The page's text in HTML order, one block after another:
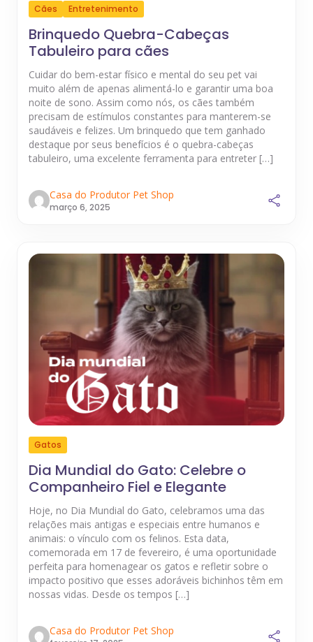
Cães Entretenimento
Brinquedo Quebra-Cabeças
Tabuleiro para cães
Cuidar do bem-estar físico e mental do seu pet vai
muito além de apenas alimentá-lo e garantir uma boa
noite de sono. Assim como nós, os cães também
precisam de estímulos constantes para manterem-se
saudáveis e felizes. Um brinquedo que tem ganhado
destaque por seus benefícios é o quebra-cabeças
tabuleiro, uma excelente ferramenta para entreter […]
Casa do Produtor Pet Shop
março 6, 2025
Gatos
Dia Mundial do Gato: Celebre o
Companheiro Fiel e Elegante
Hoje, no Dia Mundial do Gato, celebramos uma das
relações mais antigas e especiais entre humanos e
animais: o vínculo com os felinos. Esta data,
comemorada em 17 de fevereiro, é uma oportunidade
perfeita para homenagear os gatos e refletir sobre o
impacto positivo que esses adoráveis bichinhos têm em
nossas vidas. Desde os tempos […]
Casa do Produtor Pet Shop